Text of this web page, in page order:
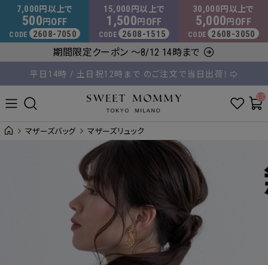
マタニティウェア・授乳服のスウィートマミー
7,000 円以上で
500 円 OFF
CODE 2608-7050
15,000 円以上で
1,500 円 OFF
CODE 2608-1515
30,000 円以上で
5,000 円 OFF
CODE 2608-3050
期間限定クーポン ～8/12 14時まで
平日14時 / 土日祝12時まで のご注文で当日出荷！
8,000円以上のご購入で送料無料
マザーズバッグ マザーズリュック